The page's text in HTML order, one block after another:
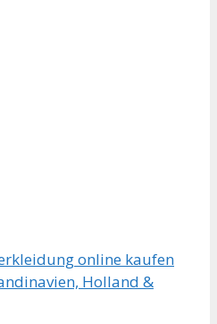
online kaufen
Holland &